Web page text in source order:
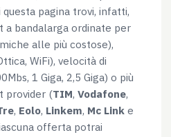
pagina trovi, infatti,
bandalarga ordinate per
alle più costose),
WiFi), velocità di
1 Giga, 2,5 Giga) o più
provider (TIM, Vodafone,
, Eolo, Linkem, Mc Link e
offerta potrai